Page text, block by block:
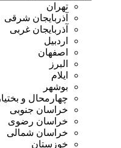
تهران
آذربایجان شرقی
آذربایجان غربی
اردبیل
اصفهان
البرز
ایلام
بوشهر
چهارمحال و بختیاری
خراسان جنوبی
خراسان رضوی
خراسان شمالی
خوزستان